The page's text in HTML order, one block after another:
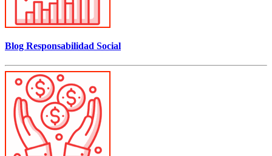
Blog Responsabilidad Social